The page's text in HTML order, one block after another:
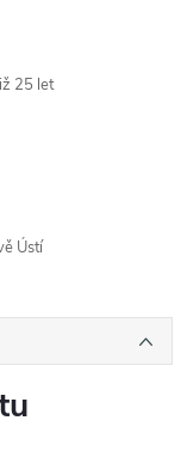
25 let
Ústí